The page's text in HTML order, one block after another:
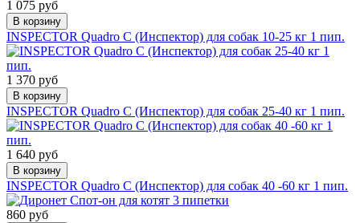
1 075 руб
В корзину
INSPEСTOR Quadro С (Инспектор) для собак 10-25 кг 1 пип.
1 370 руб
В корзину
INSPEСTOR Quadro С (Инспектор) для собак 25-40 кг 1 пип.
1 640 руб
В корзину
INSPEСTOR Quadro С (Инспектор) для собак 40 -60 кг 1 пип.
860 руб